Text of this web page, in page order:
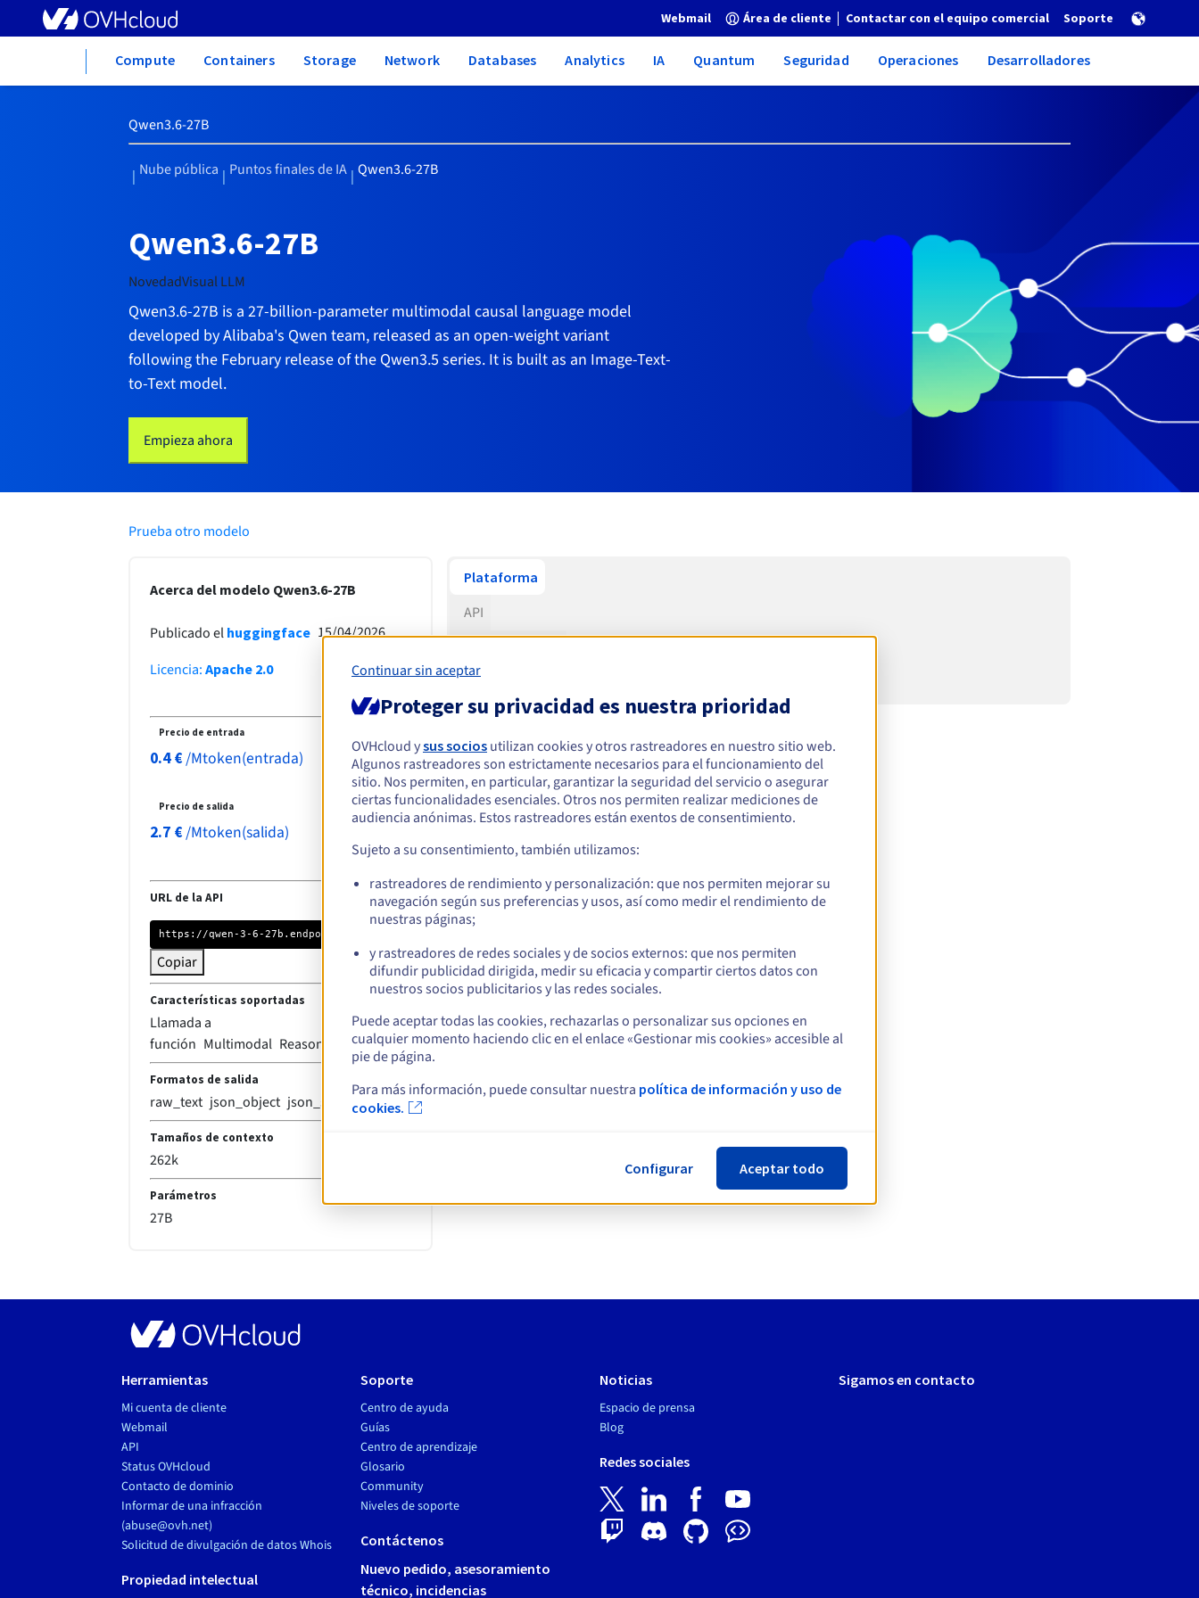
Webmail Área de cliente Contactar con el equipo comercial Soporte
Compute Containers Storage Network Databases Analytics IA Quantum Seguridad Operaciones Desarrolladores
Qwen3.6-27B
| Nube pública | Puntos finales de IA | Qwen3.6-27B
Qwen3.6-27B
NovedadVisual LLM
Qwen3.6-27B is a 27-billion-parameter multimodal causal language model
developed by Alibaba's Qwen team, released as an open-weight variant
following the February release of the Qwen3.5 series. It is built as an Image-Text-
to-Text model.
Empieza ahora
Prueba otro modelo
Acerca del modelo Qwen3.6-27B
Publicado el huggingface 15/04/2026
Licencia: Apache 2.0
Precio de entrada
0.4€/Mtoken(entrada)
Precio de salida
2.7 €/Mtoken(salida)
URL de la API
Copiar
Características soportadas
Llamada a
función Multimodal Reasoning Streaming
Formatos de salida
raw_text json_object json_schema
Tamaños de contexto
262k
Parámetros
27B
Plataforma
API
Prueba el modelo jugando con él.
Herramientas
Mi cuenta de cliente
Webmail
API
Status OVHcloud
Contacto de dominio
Informar de una infracción
(abuse@ovh.net)
Solicitud de divulgación de datos Whois
Propiedad intelectual
Soporte
Centro de ayuda
Guías
Centro de aprendizaje
Glosario
Community
Niveles de soporte
Contáctenos
Nuevo pedido, asesoramiento
técnico, incidencias
Noticias
Espacio de prensa
Blog
Redes sociales
Sigamos en contacto
Continuar sin aceptar
Proteger su privacidad es nuestra prioridad
OVHcloud ysus socios utilizan cookies y otros rastreadores en nuestro sitio web.
Algunos rastreadores son estrictamente necesarios para el funcionamiento del
sitio. Nos permiten, en particular, garantizar la seguridad del servicio o asegurar
ciertas funcionalidades esenciales. Otros nos permiten realizar mediciones de
audiencia anónimas. Estos rastreadores están exentos de consentimiento.
Sujeto a su consentimiento, también utilizamos:
rastreadores de rendimiento y personalización: que nos permiten mejorar su
navegación según sus preferencias y usos, así como medir el rendimiento de
nuestras páginas;
y rastreadores de redes sociales y de socios externos: que nos permiten
difundir publicidad dirigida, medir su eficacia y compartir ciertos datos con
nuestros socios publicitarios y las redes sociales.
Puede aceptar todas las cookies, rechazarlas o personalizar sus opciones en
cualquier momento haciendo clic en el enlace «Gestionar mis cookies» accesible al
pie de página.
Para más información, puede consultar nuestra política de información y uso de
cookies.
Configurar Aceptar todo